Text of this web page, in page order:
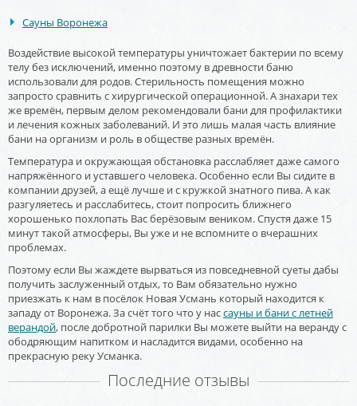
Сауны Воронежа
Воздействие высокой температуры уничтожает бактерии по всему
телу без исключений, именно поэтому в древности баню
использовали для родов. Стерильность помещения можно
запросто сравнить с хирургической операционной. А знахари тех
же времён, первым делом рекомендовали бани для профилактики
и лечения кожных заболеваний. И это лишь малая часть влияние
бани на организм и роль в обществе разных времён.
Температура и окружающая обстановка расслабляет даже самого
напряжённого и уставшего человека. Особенно если Вы сидите в
компании друзей, а ещё лучше и с кружкой знатного пива. А как
разгуляетесь и расслабитесь, стоит попросить ближнего
хорошенько похлопать Вас берёзовым веником. Спустя даже 15
минут такой атмосферы, Вы уже и не вспомните о вчерашних
проблемах.
Поэтому если Вы жаждете вырваться из повседневной суеты дабы
получить заслуженный отдых, то Вам обязательно нужно
приезжать к нам в посёлок Новая Усмань который находится к
западу от Воронежа. За счёт того что у нассауны и бани с летней
верандой, после добротной парилки Вы можете выйти на веранду с
ободряющим напитком и насладится видами, особенно на
прекрасную реку Усманка.
Последние отзывы